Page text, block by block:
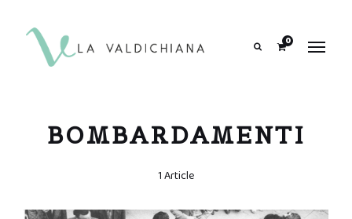
0
BOMBARDAMENTI
1 Article